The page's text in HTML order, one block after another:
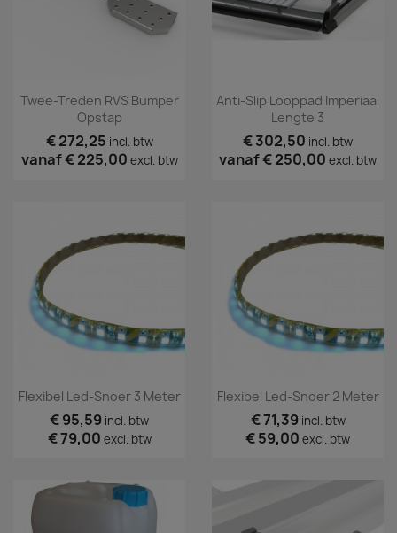
Twee-Treden RVS Bumper
Opstap
€ 272,25 incl. btw
vanaf€ 225,00 excl. btw
Anti-Slip Looppad Imperiaal
Lengte 3
€ 302,50 incl. btw
vanaf€ 250,00 excl. btw
Flexibel Led-Snoer 3 Meter
€ 95,59 incl. btw
€ 79,00 excl. btw
Flexibel Led-Snoer 2 Meter
€ 71,39 incl. btw
€ 59,00 excl. btw